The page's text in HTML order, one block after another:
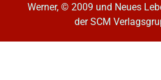
Werner, © 2009 und Neues
der SCM